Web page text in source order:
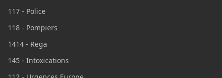
117 - Police
118 - Pompiers
1414 - Rega
145 - Intoxications